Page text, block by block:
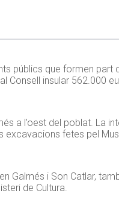
públics que formen
Consell insular 562.000
a l’oest del poblat. La
fetes pel
Galmés i Son Catlar,
de Cultura.